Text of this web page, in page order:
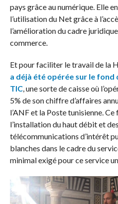
pays grâce au numérique. Elle
l’utilisation du Net grâce à
l’amélioration du cadre
commerce.
Et pour faciliter le travail de la
a déjà été opérée sur le
TIC, une sorte de caisse où
5% de son chiffre d’affaires
l’ANF et la Poste tunisienne.
l’installation du haut débit et
télécommunications d’intérêt
blanches dans le cadre du
minimal exigé pour ce service